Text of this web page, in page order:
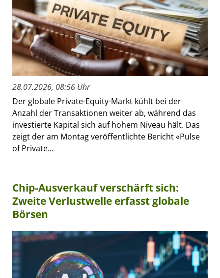
28.07.2026, 08:56 Uhr
Der globale Private-Equity-Markt kühlt bei der
Anzahl der Transaktionen weiter ab, während das
investierte Kapital sich auf hohem Niveau hält. Das
zeigt der am Montag veröffentlichte Bericht «Pulse
of Private...
Chip-Ausverkauf verschärft sich:
Zweite Verlustwelle erfasst globale
Börsen